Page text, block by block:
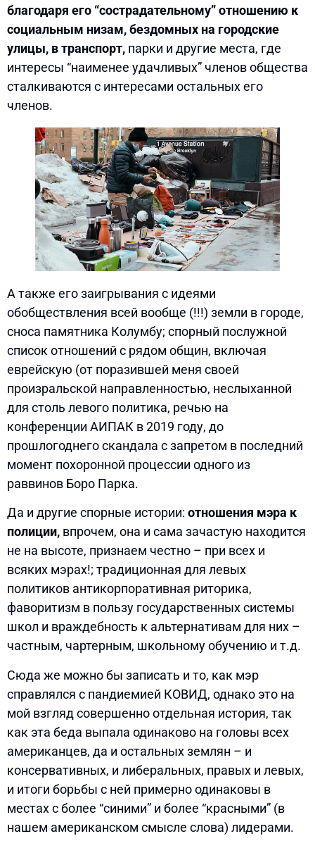
благодаря его “сострадательному” отношению к
социальным низам, бездомных на городские
улицы, в транспорт, парки и другие места, где
интересы “наименее удачливых” членов общества
сталкиваются с интересами остальных его
членов.
А также его заигрывания с идеями
обобществления всей вообще (!!!) земли в городе,
сноса памятника Колумбу; спорный послужной
список отношений с рядом общин, включая
еврейскую (от поразившей меня своей
произральской направленностью, неслыханной
для столь левого политика, речью на
конференции АИПАК в 2019 году, до
прошлогоднего скандала с запретом в последний
момент похоронной процессии одного из
раввинов Боро Парка.
Да и другие спорные истории: отношения мэра к
полиции, впрочем, она и сама зачастую находится
не на высоте, признаем честно – при всех и
всяких мэрах!; традиционная для левых
политиков антикорпоративная риторика,
фаворитизм в пользу государственных системы
школ и враждебность к альтернативам для них –
частным, чартерным, школьному обучению и т.д.
Сюда же можно бы записать и то, как мэр
справлялся с пандиемией КОВИД, однако это на
мой взгляд совершенно отдельная история, так
как эта беда выпала одинаково на головы всех
американцев, да и остальных землян – и
консервативных, и либеральных, правых и левых,
и итоги борьбы с ней примерно одинаковы в
местах с более “синими” и более “красными” (в
нашем американском смысле слова) лидерами.